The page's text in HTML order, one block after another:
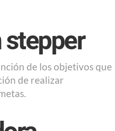
stepper
de los objetivos que
de realizar